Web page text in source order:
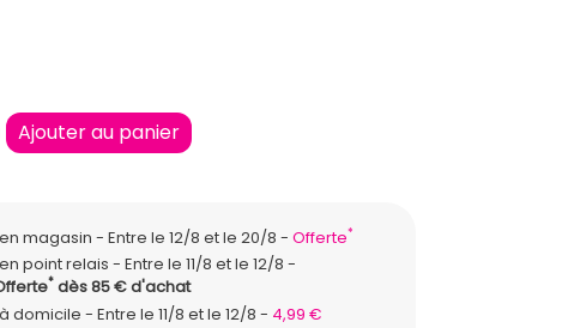
Ajouter au panier
magasin Entre le 12/8 et le 20/8 Offerte*
point relais
Entre le 11/8 et le 12/8
*dès 85 € d'achat
domicile
Entre le 11/8 et le 12/8
4,99 €